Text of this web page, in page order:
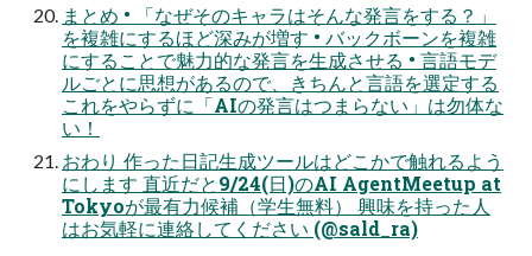
まとめ • 「なぜそのキャラはそんな発言をする？」
を複雑にするほど深みが増す • バックボーンを複雑
にすることで魅力的な発言を生成させる • 言語モデ
ルごとに思想があるので、きちんと言語を選定する
これをやらずに「AIの発言はつまらない」は勿体な
い！
おわり 作った日記生成ツールはどこかで触れるよう
にします 直近だと9/24(日)のAI AgentMeetup at
Tokyoが最有力候補（学生無料） 興味を持った人
はお気軽に連絡してください (@sald_ra)